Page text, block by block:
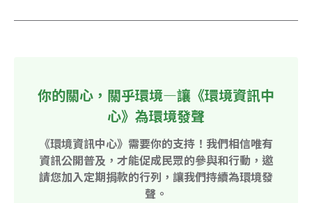
你的關心，關乎環境—讓《環境資訊中
心》為環境發聲
《環境資訊中心》需要你的支持！我們相信唯有
資訊公開普及，才能促成民眾的參與和行動，邀
請您加入定期捐款的行列，讓我們持續為環境發
聲。